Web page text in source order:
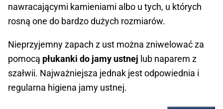
nawracającymi kamieniami albo u tych, u których
rosną one do bardzo dużych rozmiarów.
Nieprzyjemny zapach z ust można zniwelować za
pomocą płukanki do jamy ustnej lub naparem z
szałwii. Najważniejsza jednak jest odpowiednia i
regularna higiena jamy ustnej.